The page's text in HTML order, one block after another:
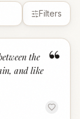
Filters
“
the
and like